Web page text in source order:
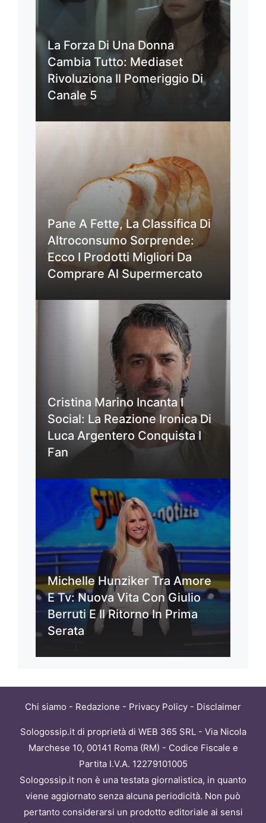
La Forza Di Una Donna
Cambia Tutto: Mediaset
Rivoluziona Il Pomeriggio Di
Canale 5
Pane A Fette, La Classifica Di
Altroconsumo Sorprende:
Ecco I Prodotti Migliori Da
Comprare Al Supermercato
Cristina Marino Incanta I
Social: La Reazione Ironica Di
Luca Argentero Conquista I
Fan
Michelle Hunziker Tra Amore
E Tv: Nuova Vita Con Giulio
Berruti E Il Ritorno In Prima
Serata
Chi siamo - Redazione - Privacy Policy - Disclaimer
Sologossip.it di proprietà di WEB 365 SRL - Via Nicola
Marchese 10, 00141 Roma (RM) - Codice Fiscale e
Partita I.V.A. 12279101005
Sologossip.it non è una testata giornalistica, in quanto
viene aggiornato senza alcuna periodicità. Non può
pertanto considerarsi un prodotto editoriale ai sensi